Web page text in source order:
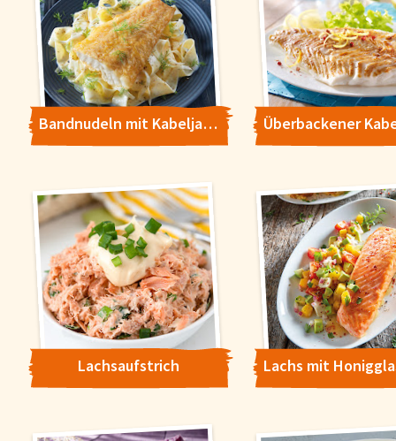
Bandnudeln mit Kabeljau und Fenchel
Lachsaufstrich